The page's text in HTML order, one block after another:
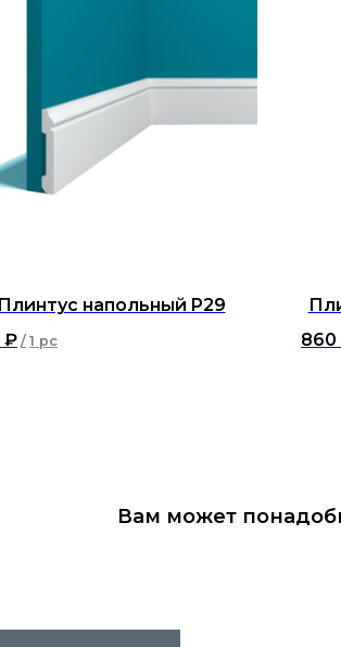
Плинтус напольный P29
₽ / 1 pc
860
Вам может